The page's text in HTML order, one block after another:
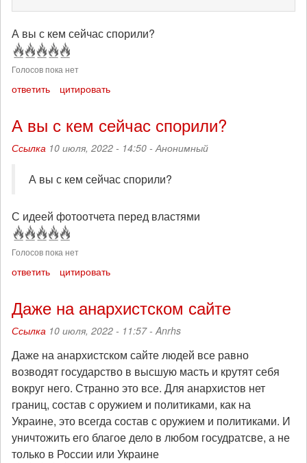
А вы с кем сейчас спорили?
Голосов пока нет
ответить цитировать
А вы с кем сейчас спорили?
Ссылка 10 июля, 2022 - 14:50 -Анонимный
А вы с кем сейчас спорили?
С идеей фотоотчета перед властями
Голосов пока нет
ответить цитировать
Даже на анархистском сайте
Ссылка 10 июля, 2022 - 11:57 -Anrhs
Даже на анархистском сайте людей все равно
возводят государство в высшую масть и крутят себя
вокруг него. Странно это все. Для анархистов нет
границ, состав с оружием и политиками, как на
Украине, это всегда состав с оружием и политиками. И
уничтожить его благое дело в любом госудратсве, а не
только в России или Украине